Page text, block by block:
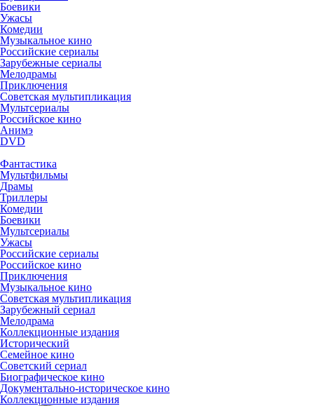
Боевики
Ужасы
Комедии
Музыкальное кино
Российские сериалы
Зарубежные сериалы
Мелодрамы
Приключения
Советская мультипликация
Мультсериалы
Российское кино
Анимэ
DVD
Фантастика
Мультфильмы
Драмы
Триллеры
Комедии
Боевики
Мультсериалы
Ужасы
Российские сериалы
Российское кино
Приключения
Музыкальное кино
Советская мультипликация
Зарубежный сериал
Мелодрама
Коллекционные издания
Исторический
Семейное кино
Советский сериал
Биографическое кино
Документально-историческое кино
Коллекционные издания